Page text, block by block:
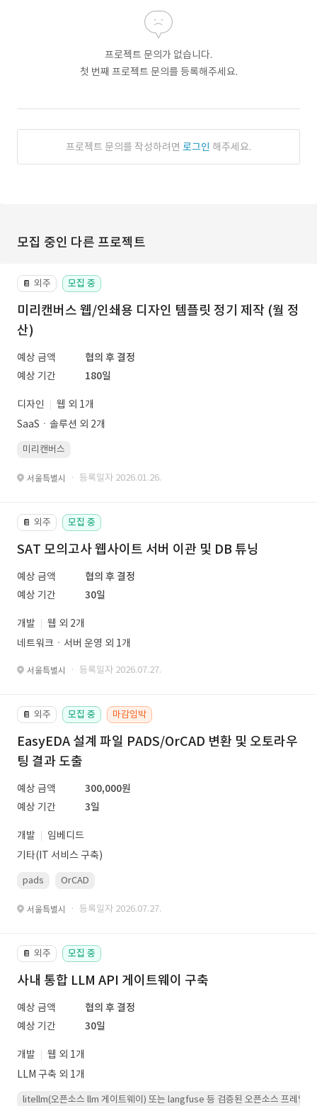
프로젝트 문의가 없습니다.
첫 번째 프로젝트 문의를 등록해주세요.
프로젝트 문의를 작성하려면 로그인 해주세요.
모집 중인 다른 프로젝트
📔 외주 모집 중
미리캔버스 웹/인쇄용 디자인 템플릿 정기 제작 (월 정
산)
예상 금액
협의 후 결정
예상 기간
180일
디자인
웹 외 1개
SaaSㆍ솔루션 외 2개
미리캔버스
서울특별시 · 등록일자 2026.01.26.
📔 외주 모집 중
SAT 모의고사 웹사이트 서버 이관 및 DB 튜닝
예상 금액
협의 후 결정
예상 기간
30일
개발
웹 외 2개
네트워크ㆍ서버 운영 외 1개
서울특별시 · 등록일자 2026.07.27.
📔 외주 모집 중 마감임박
EasyEDA 설계 파일 PADS/OrCAD 변환 및 오토라우
팅 결과 도출
예상 금액
300,000원
예상 기간
3일
개발
임베디드
기타(IT 서비스 구축)
pads OrCAD
서울특별시 · 등록일자 2026.07.27.
📔 외주 모집 중
사내 통합 LLM API 게이트웨이 구축
예상 금액
협의 후 결정
예상 기간
30일
개발
웹 외 1개
LLM 구축 외 1개
litellm(오픈소스 llm 게이트웨이) 또는 langfuse 등 검증된 오픈소스 프레임워